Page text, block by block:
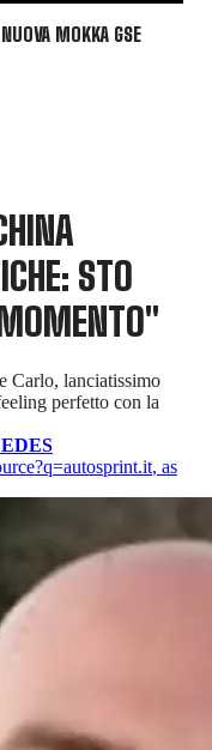
MOKKA GSE
STO
Carlo, lanciatissimo
perfetto con la
, as